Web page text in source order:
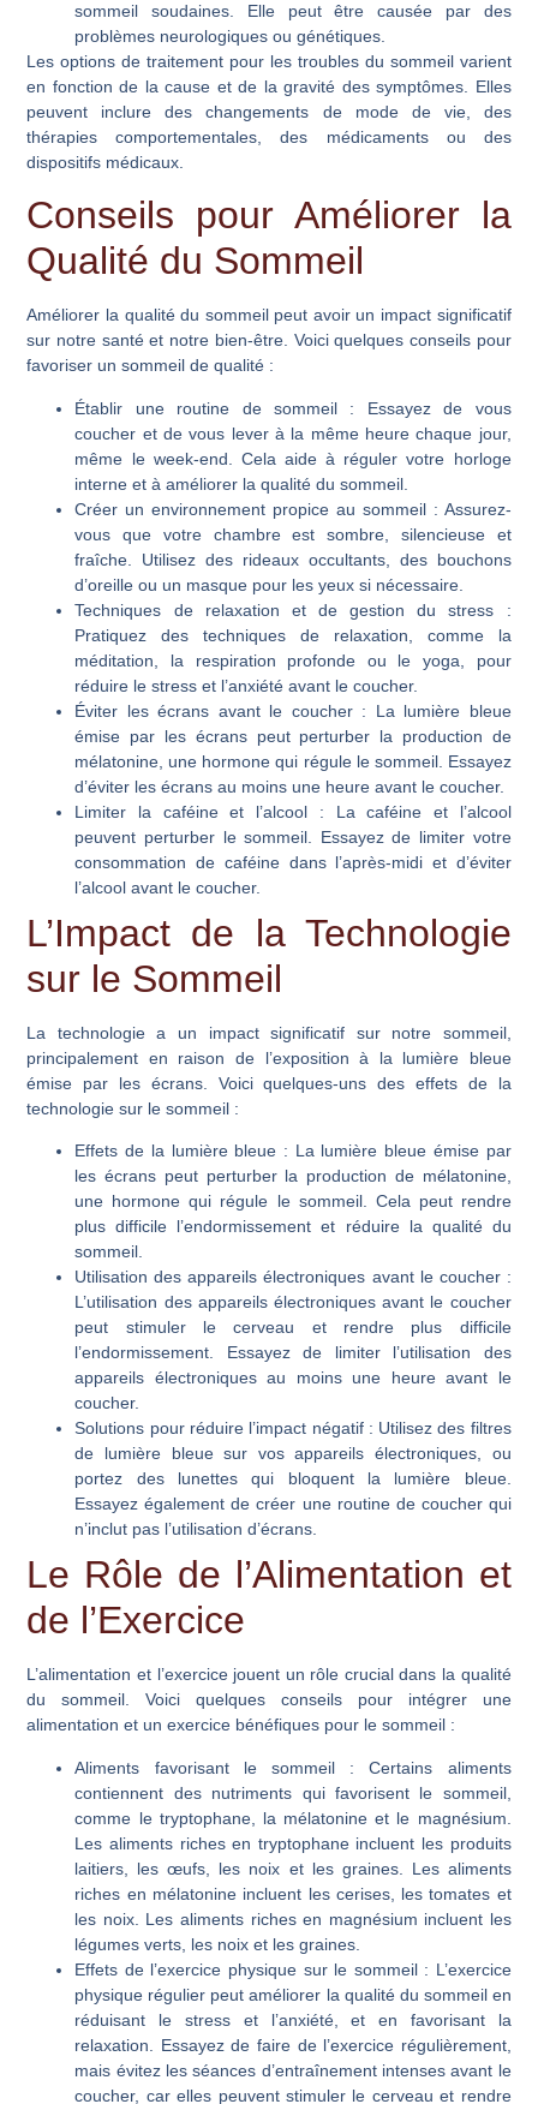
sommeil soudaines. Elle peut être causée par des
problèmes neurologiques ou génétiques.
Les options de traitement pour les troubles du sommeil varient
en fonction de la cause et de la gravité des symptômes. Elles
peuvent inclure des changements de mode de vie, des
thérapies comportementales, des médicaments ou des
dispositifs médicaux.
Conseils pour Améliorer la
Qualité du Sommeil
Améliorer la qualité du sommeil peut avoir un impact significatif
sur notre santé et notre bien-être. Voici quelques conseils pour
favoriser un sommeil de qualité :
Établir une routine de sommeil : Essayez de vous
coucher et de vous lever à la même heure chaque jour,
même le week-end. Cela aide à réguler votre horloge
interne et à améliorer la qualité du sommeil.
Créer un environnement propice au sommeil: Assurez-
vous que votre chambre est sombre, silencieuse et
fraîche. Utilisez des rideaux occultants, des bouchons
d’oreille ou un masque pour les yeux si nécessaire.
Techniques de relaxation et de gestion du stress :
Pratiquez des techniques de relaxation, comme la
méditation, la respiration profonde ou le yoga, pour
réduire le stress et l’anxiété avant le coucher.
Éviter les écrans avant le coucher: La lumière bleue
émise par les écrans peut perturber la production de
mélatonine, une hormone qui régule le sommeil. Essayez
d’éviter les écrans au moins une heure avant le coucher.
Limiter la caféine et l’alcool : La caféine et l’alcool
peuvent perturber le sommeil. Essayez de limiter votre
consommation de caféine dans l’après-midi et d’éviter
l’alcool avant le coucher.
L’Impact de la Technologie
sur le Sommeil
La technologie a un impact significatif sur notre sommeil,
principalement en raison de l’exposition à la lumière bleue
émise par les écrans. Voici quelques-uns des effets de la
technologie sur le sommeil :
Effets de la lumière bleue : La lumière bleue émise par
les écrans peut perturber la production de mélatonine,
une hormone qui régule le sommeil. Cela peut rendre
plus difficile l’endormissement et réduire la qualité du
sommeil.
Utilisation des appareils électroniques avant le coucher:
L’utilisation des appareils électroniques avant le coucher
peut stimuler le cerveau et rendre plus difficile
l’endormissement. Essayez de limiter l’utilisation des
appareils électroniques au moins une heure avant le
coucher.
Solutions pour réduire l’impact négatif: Utilisez des filtres
de lumière bleue sur vos appareils électroniques, ou
portez des lunettes qui bloquent la lumière bleue.
Essayez également de créer une routine de coucher qui
n’inclut pas l’utilisation d’écrans.
Le Rôle de l’Alimentation et
de l’Exercice
L’alimentation et l’exercice jouent un rôle crucial dans la qualité
du sommeil. Voici quelques conseils pour intégrer une
alimentation et un exercice bénéfiques pour le sommeil :
Aliments favorisant le sommeil : Certains aliments
contiennent des nutriments qui favorisent le sommeil,
comme le tryptophane, la mélatonine et le magnésium.
Les aliments riches en tryptophane incluent les produits
laitiers, les œufs, les noix et les graines. Les aliments
riches en mélatonine incluent les cerises, les tomates et
les noix. Les aliments riches en magnésium incluent les
légumes verts, les noix et les graines.
Effets de l’exercice physique sur le sommeil: L’exercice
physique régulier peut améliorer la qualité du sommeil en
réduisant le stress et l’anxiété, et en favorisant la
relaxation. Essayez de faire de l’exercice régulièrement,
mais évitez les séances d’entraînement intenses avant le
coucher, car elles peuvent stimuler le cerveau et rendre